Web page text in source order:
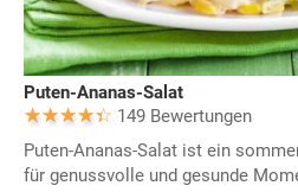
Puten-Ananas-Salat
149 Bewertungen
Puten-Ananas-Salat ist ein
für genussvolle und gesunde